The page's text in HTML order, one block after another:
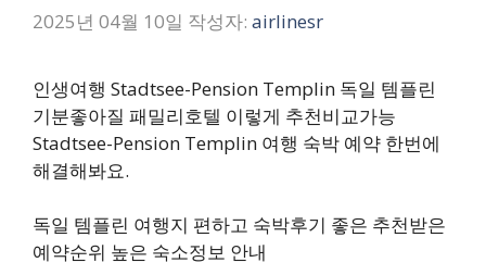
2025년 04월 10일 작성자: airlinesr
인생여행 Stadtsee-Pension Templin 독일 템플린
기분좋아질 패밀리호텔 이렇게 추천비교가능
Stadtsee-Pension Templin 여행 숙박 예약 한번에
해결해봐요.
독일 템플린 여행지 편하고 숙박후기 좋은 추천받은
예약순위 높은 숙소정보 안내